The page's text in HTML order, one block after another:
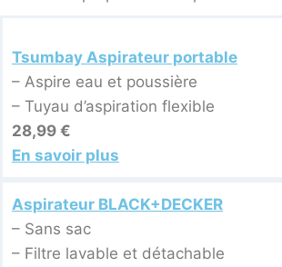
Tsumbay Aspirateur portable
– Aspire eau et poussière
– Tuyau d’aspiration flexible
28,99 €
En savoir plus
Aspirateur BLACK+DECKER
– Sans sac
– Filtre lavable et détachable